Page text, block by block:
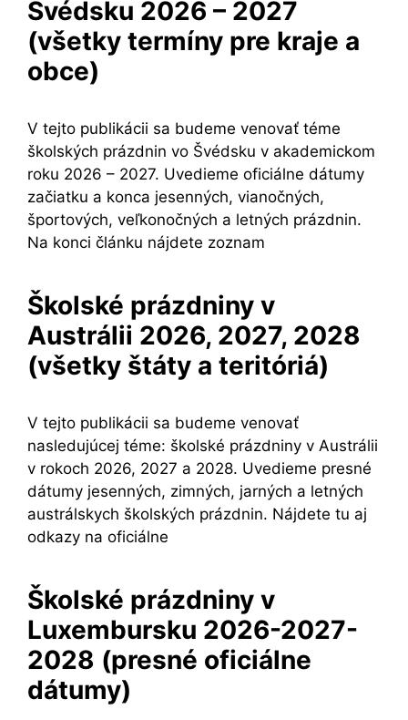
Švédsku 2026 – 2027
(všetky termíny pre kraje a
obce)
V tejto publikácii sa budeme venovať téme
školských prázdnin vo Švédsku v akademickom
roku 2026 – 2027. Uvedieme oficiálne dátumy
začiatku a konca jesenných, vianočných,
športových, veľkonočných a letných prázdnin.
Na konci článku nájdete zoznam
Školské prázdniny v
Austrálii 2026, 2027, 2028
(všetky štáty a teritóriá)
V tejto publikácii sa budeme venovať
nasledujúcej téme: školské prázdniny v Austrálii
v rokoch 2026, 2027 a 2028. Uvedieme presné
dátumy jesenných, zimných, jarných a letných
austrálskych školských prázdnin. Nájdete tu aj
odkazy na oficiálne
Školské prázdniny v
Luxembursku 2026-2027-
2028 (presné oficiálne
dátumy)